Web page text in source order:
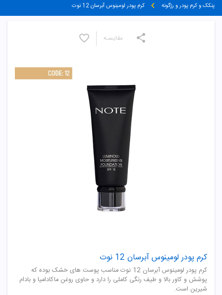
پنکک و کرم پودر و رژگونه
کرم پودر لومینوس آبرسان 12 نوت
کرم پودر لومینوس آبرسان 12 نوت
کرم پودر لومینوس آبرسان 12 نوت مناسب پوست های خشک بوده که
پوشش و کاور بالا و طیف رنگی کاملی را دارد و حاوی روغن ماکادامیا و بادام
شیرین است.
مقایسـه